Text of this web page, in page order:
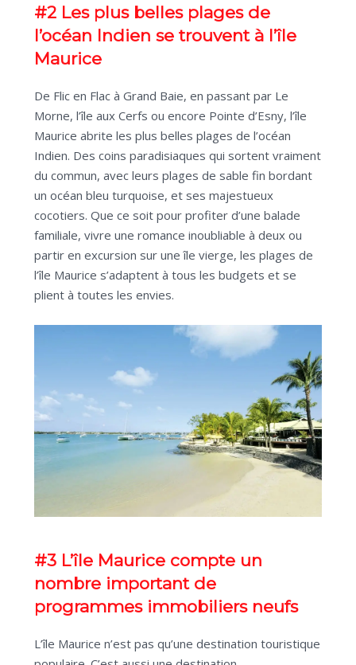
#2 Les plus belles plages de
l’océan Indien se trouvent à l’île
Maurice
De Flic en Flac à Grand Baie, en passant par Le
Morne, l’île aux Cerfs ou encore Pointe d’Esny, l’île
Maurice abrite les plus belles plages de l’océan
Indien. Des coins paradisiaques qui sortent vraiment
du commun, avec leurs plages de sable fin bordant
un océan bleu turquoise, et ses majestueux
cocotiers. Que ce soit pour profiter d’une balade
familiale, vivre une romance inoubliable à deux ou
partir en excursion sur une île vierge, les plages de
l’île Maurice s’adaptent à tous les budgets et se
plient à toutes les envies.
#3 L’île Maurice compte un
nombre important de
programmes immobiliers neufs
L’île Maurice n’est pas qu’une destination touristique